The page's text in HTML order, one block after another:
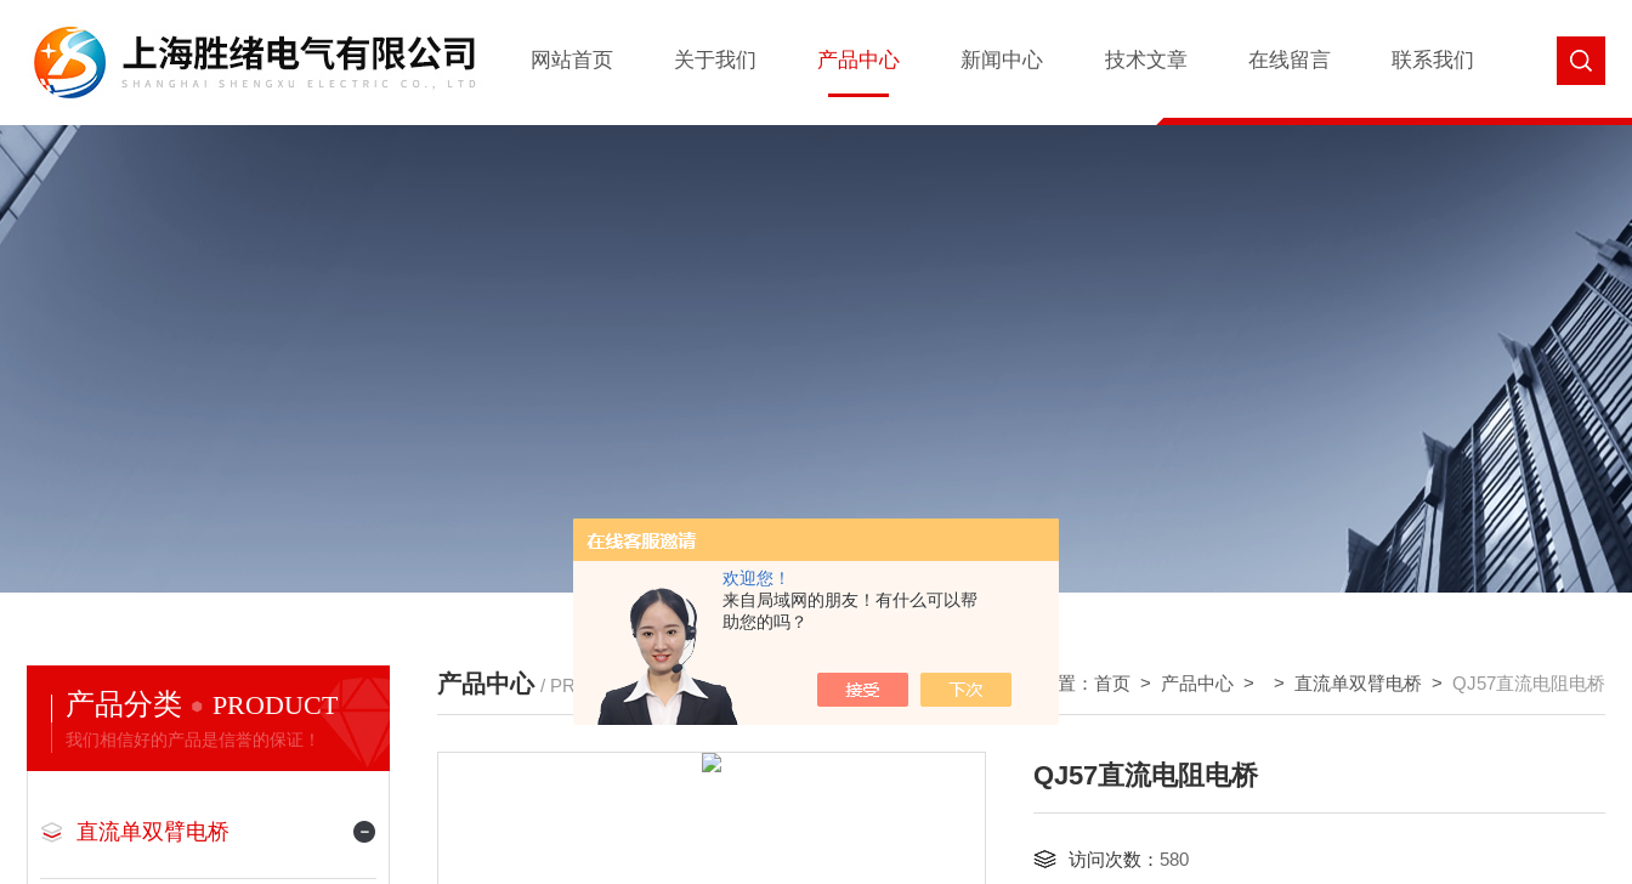
欢迎您！
来自局域网的朋友！有什么可以帮
助您的吗？
网站首页 关于我们 产品中心 新闻中心 技术文章 在线留言 联系我们
产品分类 PRODUCT
我们相信好的产品是信誉的保证！
直流单双臂电桥
产品中心 / PRODUCTS 我的位置： 首页 > 产品中心 > > 直流单双臂电桥 > QJ57直流电阻电桥
QJ57直流电阻电桥
访问次数： 580